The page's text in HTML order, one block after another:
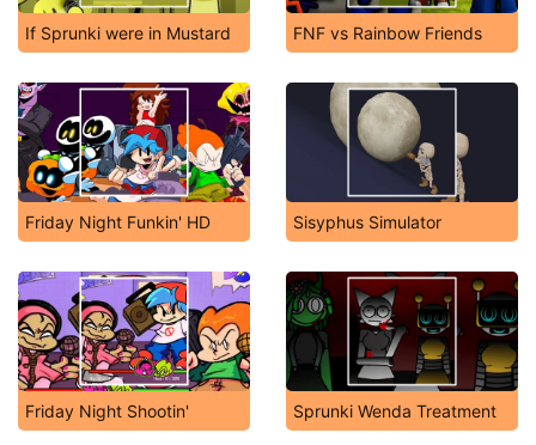
If Sprunki were in Mustard FNF vs Rainbow Friends
Friday Night Funkin' HD Sisyphus Simulator
Friday Night Shootin' Sprunki Wenda Treatment